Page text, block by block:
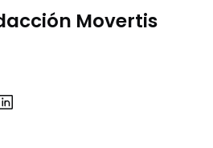
Movertis